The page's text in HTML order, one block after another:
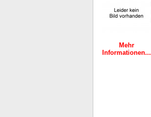
Mehr
Informationen...